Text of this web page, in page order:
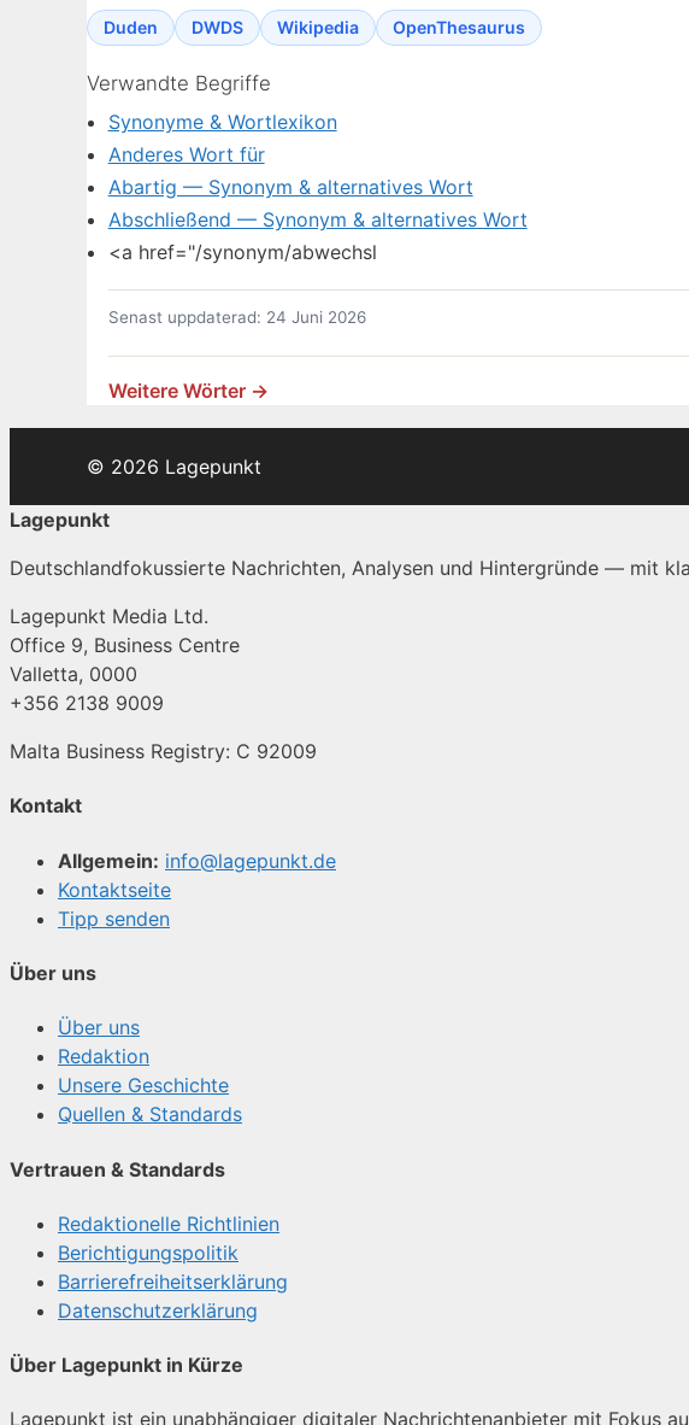
Duden DWDS Wikipedia OpenThesaurus
Verwandte Begriffe
Synonyme & Wortlexikon
Anderes Wort für
Abartig — Synonym & alternatives Wort
Abschließend — Synonym & alternatives Wort
<a href="/synonym/abwechsl
Senast uppdaterad: 24 Juni 2026
Weitere Wörter →
© 2026 Lagepunkt
Lagepunkt
Deutschlandfokussierte Nachrichten, Analysen und Hintergründe — mit
Lagepunkt Media Ltd.
Office 9, Business Centre
Valletta, 0000
+356 2138 9009
Malta Business Registry: C 92009
Kontakt
Allgemein: info@lagepunkt.de
Kontaktseite
Tipp senden
Über uns
Über uns
Redaktion
Unsere Geschichte
Quellen & Standards
Vertrauen & Standards
Redaktionelle Richtlinien
Berichtigungspolitik
Barrierefreiheitserklärung
Datenschutzerklärung
Über Lagepunkt in Kürze
Lagepunkt ist ein unabhängiger digitaler Nachrichtenanbieter mit Fokus